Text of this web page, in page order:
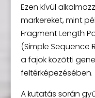
Ezen kívül
markereket, mint
Fragment Length
(Simple Sequence
a fajok közötti
feltérképezésében.
A kutatás során